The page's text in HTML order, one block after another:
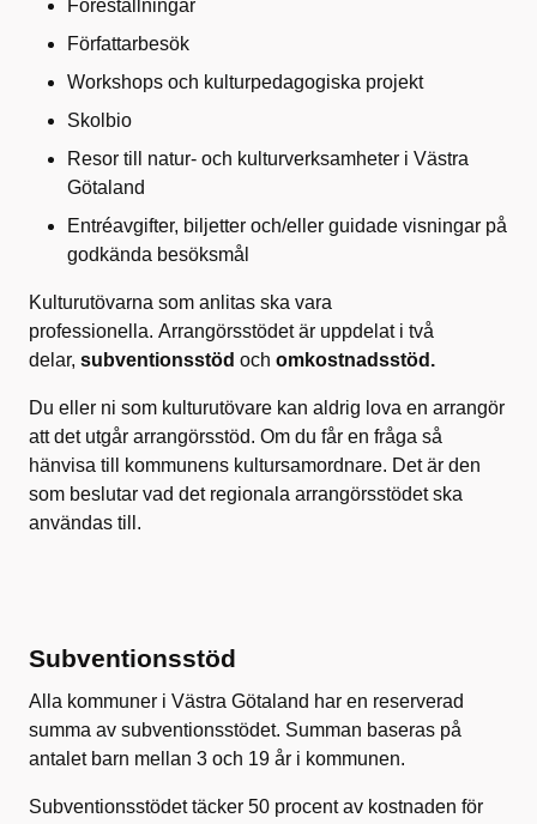
Föreställningar
Författarbesök
Workshops och kulturpedagogiska projekt
Skolbio
Resor till natur- och kulturverksamheter i Västra
Götaland
Entréavgifter, biljetter och/eller guidade visningar på
godkända besöksmål
Kulturutövarna som anlitas ska vara
professionella. Arrangörsstödet är uppdelat i två
delar, subventionsstöd och omkostnadsstöd.
Du eller ni som kulturutövare kan aldrig lova en arrangör
att det utgår arrangörsstöd. Om du får en fråga så
hänvisa till kommunens kultursamordnare. Det är den
som beslutar vad det regionala arrangörsstödet ska
användas till.
Subventionsstöd
Alla kommuner i Västra Götaland har en reserverad
summa av subventionsstödet. Summan baseras på
antalet barn mellan 3 och 19 år i kommunen.
Subventionsstödet täcker 50 procent av kostnaden för